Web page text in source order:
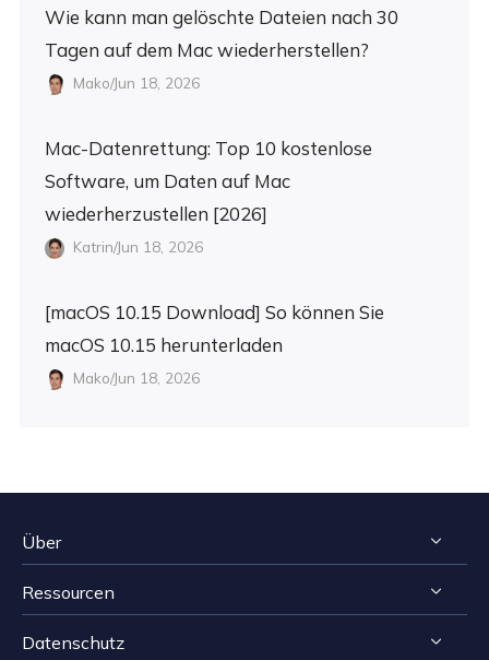
Wie kann man gelöschte Dateien nach 30
Tagen auf dem Mac wiederherstellen?
Mako/Jun 18, 2026
Mac-Datenrettung: Top 10 kostenlose
Software, um Daten auf Mac
wiederherzustellen [2026]
Katrin/Jun 18, 2026
[macOS 10.15 Download] So können Sie
macOS 10.15 herunterladen
Mako/Jun 18, 2026
Über
Impressum
Reviews & Awards
Ressourcen
Tipps zur Windows Datenrettung
Datenschutz